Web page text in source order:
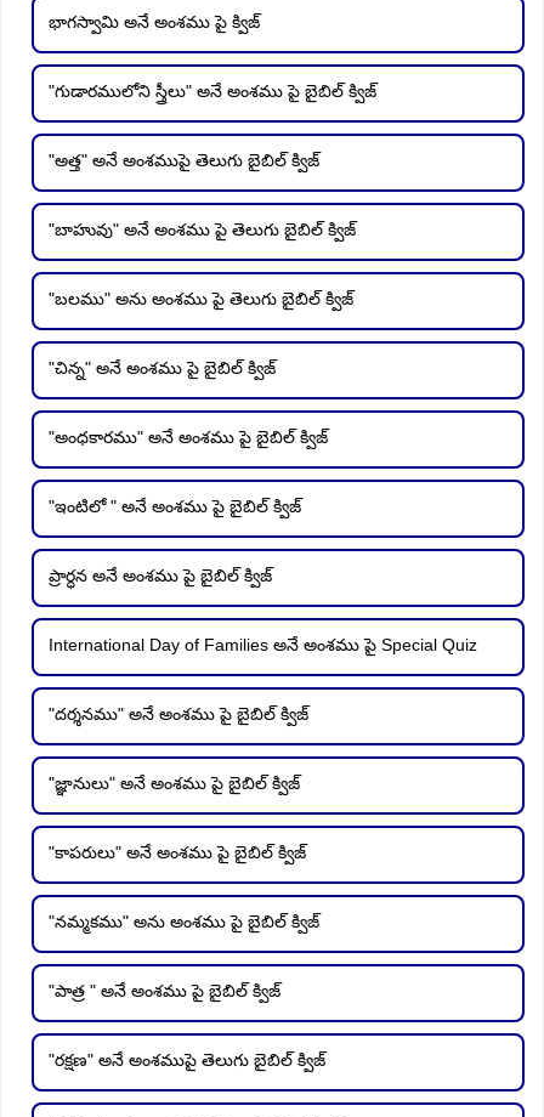
భాగస్వామి అనే అంశము పై క్విజ్
"గుడారములోని స్త్రీలు" అనే అంశము పై బైబిల్ క్విజ్
"అత్త" అనే అంశముపై తెలుగు బైబిల్ క్విజ్
"బాహువు" అనే అంశము పై తెలుగు బైబిల్ క్విజ్
"బలము" అను అంశము పై తెలుగు బైబిల్ క్విజ్
"చిన్న" అనే అంశము పై బైబిల్ క్విజ్
"అంధకారము" అనే అంశము పై బైబిల్ క్విజ్
"ఇంటిలో " అనే అంశము పై బైబిల్ క్విజ్
ప్రార్ధన అనే అంశము పై బైబిల్ క్విజ్
International Day of Families అనే అంశము పై Special Quiz
"దర్శనము" అనే అంశము పై బైబిల్ క్విజ్
"జ్ఞానులు" అనే అంశము పై బైబిల్ క్విజ్
"కాపరులు" అనే అంశము పై బైబిల్ క్విజ్
"నమ్మకము" అను అంశము పై బైబిల్ క్విజ్
"పాత్ర " అనే అంశము పై బైబిల్ క్విజ్
"రక్షణ" అనే అంశముపై తెలుగు బైబిల్ క్విజ్